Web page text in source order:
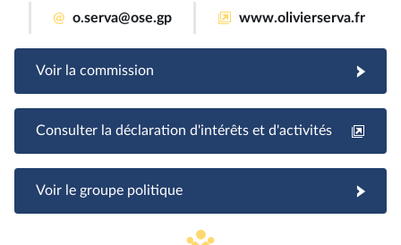
@ o.serva@ose.gp www.olivierserva.fr
Voir la commission
Consulter la déclaration d'intérêts et d'activités
Voir le groupe politique